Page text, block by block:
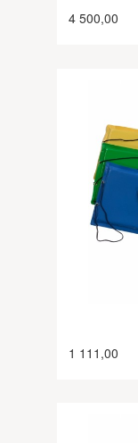
4 500,00
1 111,00